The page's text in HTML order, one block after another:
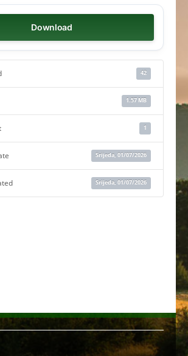
Download
42
1.57 MB
1
Srijeda, 01/07/2026
Srijeda, 01/07/2026